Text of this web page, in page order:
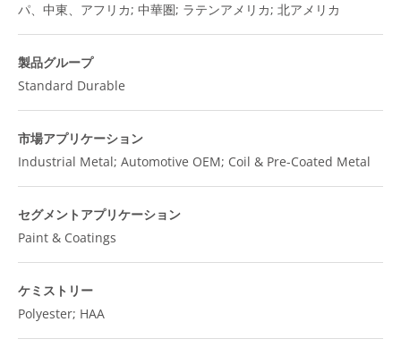
パ、中東、アフリカ; 中華圏; ラテンアメリカ; 北アメリカ
製品グループ
Standard Durable
市場アプリケーション
Industrial Metal; Automotive OEM; Coil & Pre-Coated Metal
セグメントアプリケーション
Paint & Coatings
ケミストリー
Polyester; HAA